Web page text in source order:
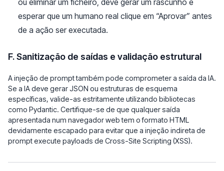
ou eliminar um ficheiro, deve gerar um rascunho e
esperar que um humano real clique em “Aprovar” antes
de a ação ser executada.
F. Sanitização de saídas e validação estrutural
A injeção de prompt também pode comprometer a saída da IA.
Se a IA deve gerar JSON ou estruturas de esquema
específicas, valide-as estritamente utilizando bibliotecas
como Pydantic. Certifique-se de que qualquer saída
apresentada num navegador web tem o formato HTML
devidamente escapado para evitar que a injeção indireta de
prompt execute payloads de Cross-Site Scripting (XSS).